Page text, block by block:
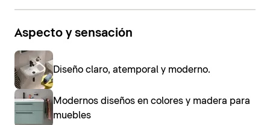
Aspecto y sensación
Diseño claro, atemporal y moderno.
Modernos diseños en colores y madera para
muebles